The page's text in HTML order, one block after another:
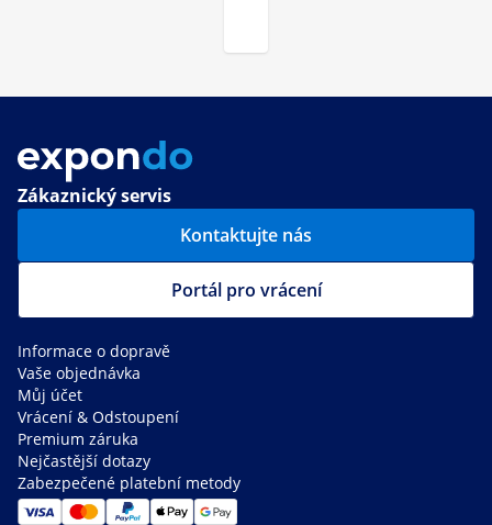
Zákaznický servis
Kontaktujte nás
Portál pro vrácení
Informace o dopravě
Vaše objednávka
Můj účet
Vrácení & Odstoupení
Premium záruka
Nejčastější dotazy
Zabezpečené platební metody